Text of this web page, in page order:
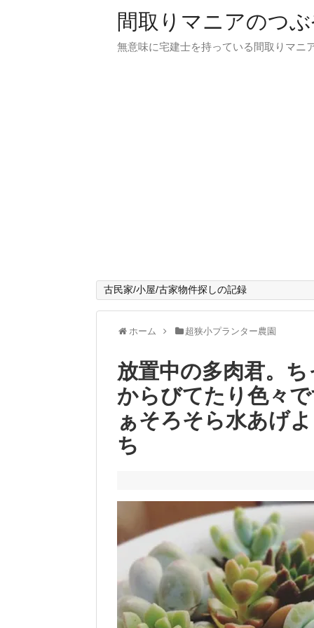
間取りマニアのつ
無意味に宅建士を持っている間取りマニ
古民家/小屋/古家物件探しの記録
ホーム 超狭小プランター農園
放置中の多肉君。
からびてたり色々
ぁそろそら水あげ
ち